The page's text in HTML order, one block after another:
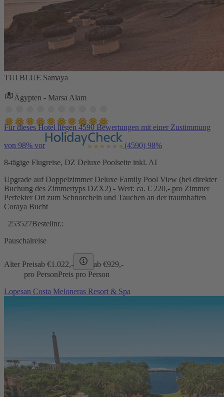
TUI BLUE Samaya
Ägypten - Marsa Alam
Für dieses Hotel liegen 4590 Bewertungen mit einer Zustimmung
von 98% vor (4590) 98%
8-tägige Flugreise, DZ Deluxe Poolseite inkl. AI
Upgrade auf Doppelzimmer Deluxe Family Pool View (bei direkter
Buchung des Zimmertyps DZX2) - Wert: ca. € 220,- pro Zimmer
Perfekter Ort zum Schnorcheln und Tauchen an der traumhaften
Coraya Bucht
253527Bestellnr.:
Pauschalreise
Alter Preisab €1.022,- ab €929,-
pro PersonPreis pro Person
Lopesan Costa Meloneras Resort & Spa